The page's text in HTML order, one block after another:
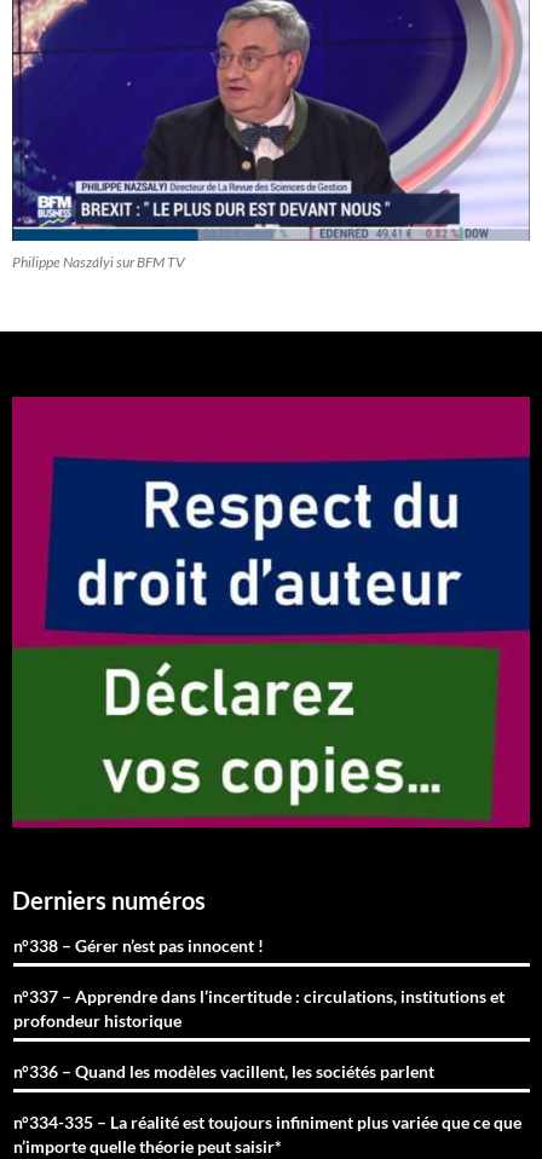
Philippe Naszályi sur BFM TV
Derniers numéros
n°338 – Gérer n’est pas innocent !
n°337 – Apprendre dans l’incertitude : circulations, institutions et
profondeur historique
n°336 – Quand les modèles vacillent, les sociétés parlent
n°334-335 – La réalité est toujours infiniment plus variée que ce que
n’importe quelle théorie peut saisir*